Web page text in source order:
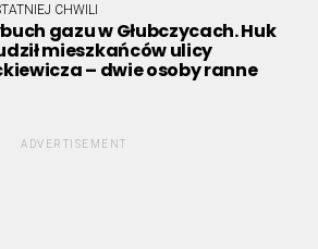
CHWILI
gazu w Głubczycach. Huk
mieszkańców ulicy
– dwie osoby ranne
ADVERTISEMENT